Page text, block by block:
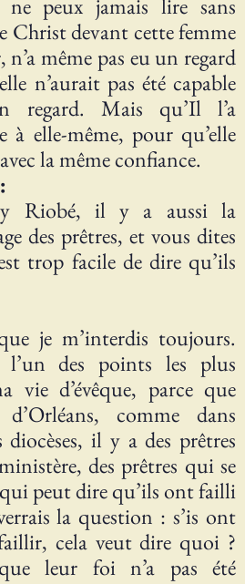
ne peux jamais lire sans
Christ devant cette femme
même pas eu un regard
n’aurait pas été capable
regard. Mais qu’Il l’a
à elle-même, pour qu’elle
la même confiance.
Riobé, il y a aussi la
des prêtres, et vous dites
trop facile de dire qu’ils
je m’interdis toujours.
des points les plus
vie d’évêque, parce que
comme dans
diocèses, il y a des prêtres
des prêtres qui se
peut dire qu’ils ont failli
la question : s’is ont
cela veut dire quoi ?
leur foi n’a pas été